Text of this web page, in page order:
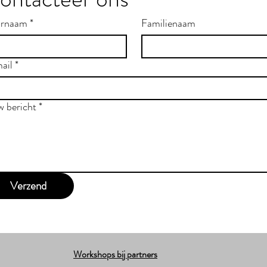
* Familienaam
*
bericht*
Verzend
Workshops bij partners